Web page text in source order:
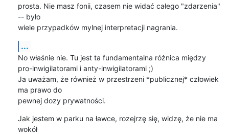
prosta. Nie masz fonii, czasem nie widać całego "zdarzenia"
-- było
wiele przypadków mylnej interpretacji nagrania.
...
No właśnie nie. Tu jest ta fundamentalna różnica między
pro-inwigilatorami i anty-inwigilatorami ;)
Ja uważam, że również w przestrzeni *publicznej* człowiek
ma prawo do
pewnej dozy prywatności.
Jak jestem w parku na ławce, rozejrzę się, widzę, że nie ma
wokół